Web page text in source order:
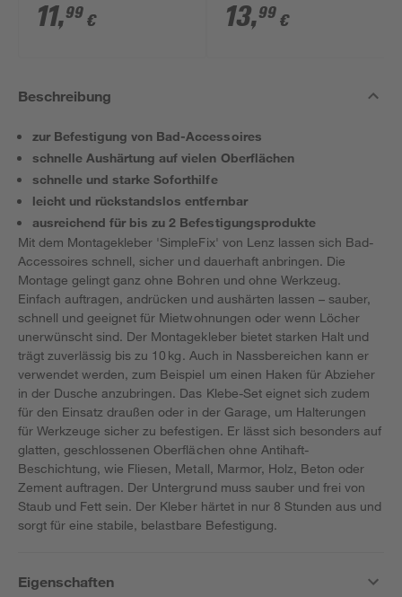
11,99 € 13,99 €
Beschreibung
zur Befestigung von Bad-Accessoires
schnelle Aushärtung auf vielen Oberflächen
schnelle und starke Soforthilfe
leicht und rückstandslos entfernbar
ausreichend für bis zu 2 Befestigungsprodukte
Mit dem Montagekleber 'SimpleFix' von Lenz lassen sich Bad-
Accessoires schnell, sicher und dauerhaft anbringen. Die
Montage gelingt ganz ohne Bohren und ohne Werkzeug.
Einfach auftragen, andrücken und aushärten lassen – sauber,
schnell und geeignet für Mietwohnungen oder wenn Löcher
unerwünscht sind. Der Montagekleber bietet starken Halt und
trägt zuverlässig bis zu 10 kg. Auch in Nassbereichen kann er
verwendet werden, zum Beispiel um einen Haken für Abzieher
in der Dusche anzubringen. Das Klebe-Set eignet sich zudem
für den Einsatz draußen oder in der Garage, um Halterungen
für Werkzeuge sicher zu befestigen. Er lässt sich besonders auf
glatten, geschlossenen Oberflächen ohne Antihaft-
Beschichtung, wie Fliesen, Metall, Marmor, Holz, Beton oder
Zement auftragen. Der Untergrund muss sauber und frei von
Staub und Fett sein. Der Kleber härtet in nur 8 Stunden aus und
sorgt für eine stabile, belastbare Befestigung.
Eigenschaften